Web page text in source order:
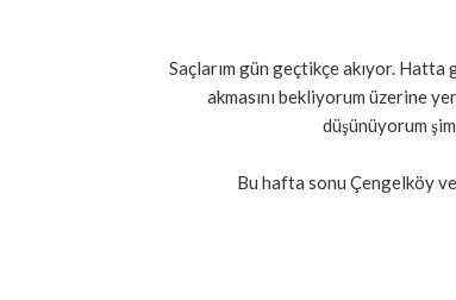
Saçlarım gün geçtikçe akıyor. Hatta
akmasını bekliyorum üzerine
düşünüyorum
Bu hafta sonu Çengelköy